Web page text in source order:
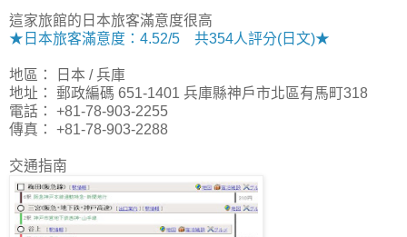
這家旅館的日本旅客滿意度很高
★日本旅客滿意度：4.52/5 共354人評分(日文)★
地區： 日本 / 兵庫
地址： 郵政編碼 651-1401 兵庫縣神戶市北區有馬町318
電話： +81-78-903-2255
傳真： +81-78-903-2288
交通指南